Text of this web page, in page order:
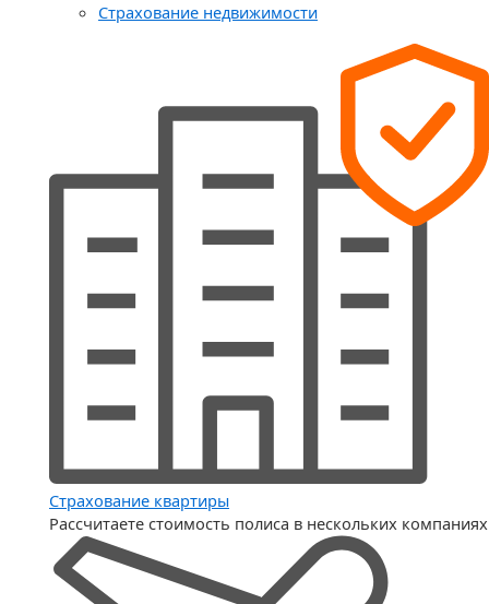
Страхование недвижимости
Страхование квартиры
Рассчитаете стоимость полиса в нескольких компаниях